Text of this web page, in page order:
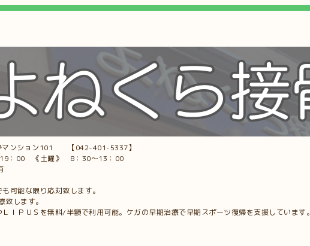
マンション101 【042-401-5337】
：00 《土曜》 8：30～13：00
可能な限り応対致します。
します。
ＩＰＵＳを無料/半額で利用可能。ケガの早期治療で早期スポーツ復帰を支援しています。